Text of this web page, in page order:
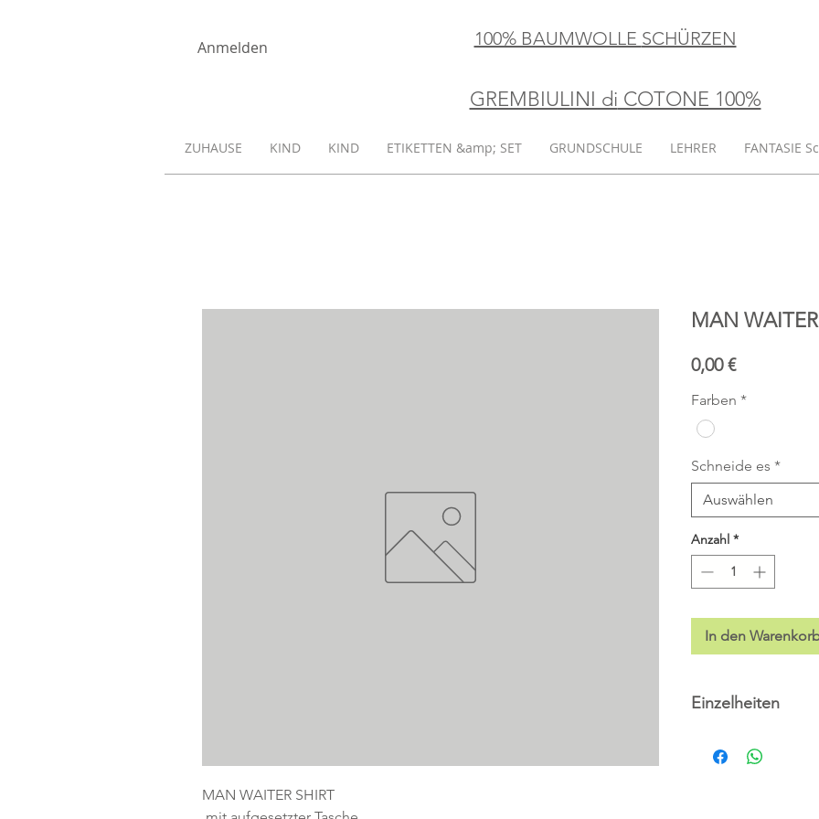
Anmelden 100% BAUMWOLLE SCHÜRZEN
GREMBIULINI di ​ COTONE 100%
ZUHAUSE KIND KIND ETIKETTEN &amp; SET GRUNDSCHULE LEHRER FANTASIE
MAN WAITER SHIRT
MAN
0,00 €Preis
Farben *
Schneide es *
Auswählen
Anzahl *
In den
Einzelheiten
Stück 19,80